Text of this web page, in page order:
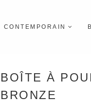
CONTEMPORAIN
BOÎTE À
BRONZE